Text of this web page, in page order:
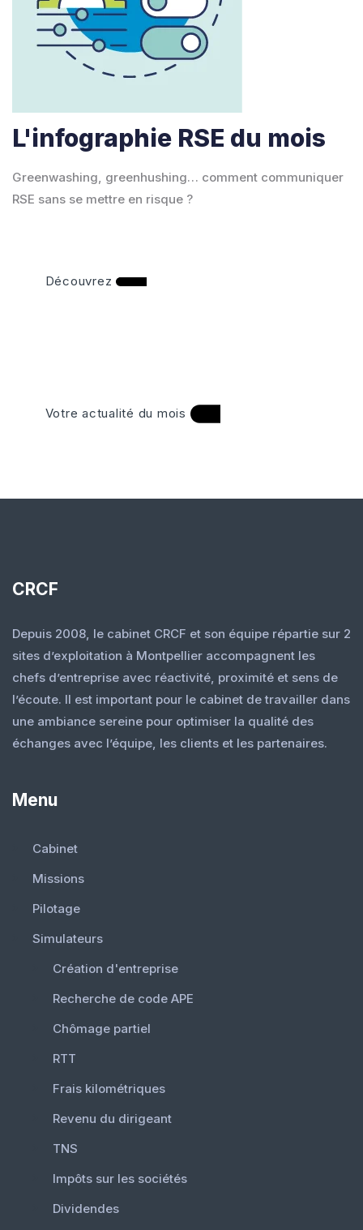
L'infographie RSE du mois
Greenwashing, greenhushing… comment communiquer
RSE sans se mettre en risque ?
Découvrez
Votre actualité du mois
CRCF
Depuis 2008, le cabinet CRCF et son équipe répartie sur 2
sites d’exploitation à Montpellier accompagnent les
chefs d’entreprise avec réactivité, proximité et sens de
l’écoute. Il est important pour le cabinet de travailler dans
une ambiance sereine pour optimiser la qualité des
échanges avec l’équipe, les clients et les partenaires.
Menu
Cabinet
Missions
Pilotage
Simulateurs
Création d'entreprise
Recherche de code APE
Chômage partiel
RTT
Frais kilométriques
Revenu du dirigeant
TNS
Impôts sur les sociétés
Dividendes